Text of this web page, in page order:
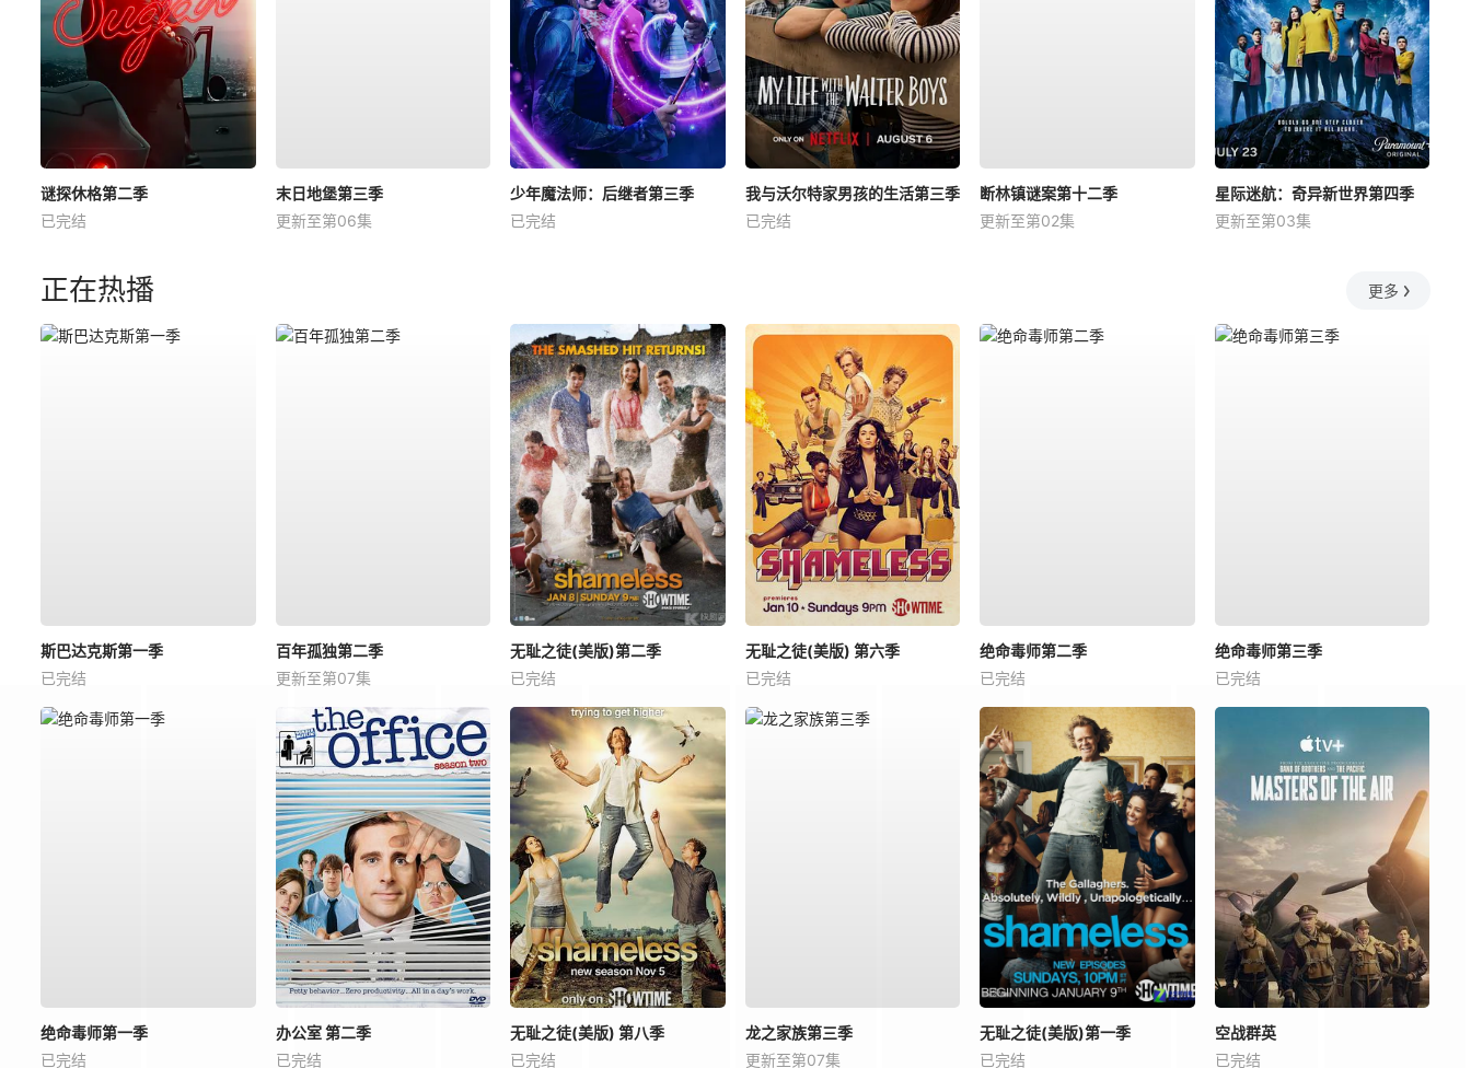
谜探休格第二季
已完结
末日地堡第三季
更新至第06集
少年魔法师：后继者第三季
已完结
我与沃尔特家男孩的生活第三季
已完结
断林镇谜案第十二季
更新至第02集
星际迷航：奇异新世界第四季
更新至第03集
正在热播 更多
斯巴达克斯第一季
已完结
百年孤独第二季
更新至第07集
无耻之徒(美版)第二季
已完结
无耻之徒(美版) 第六季
已完结
绝命毒师第二季
已完结
绝命毒师第三季
已完结
绝命毒师第一季
已完结
办公室 第二季
已完结
无耻之徒(美版) 第八季
已完结
龙之家族第三季
更新至第07集
无耻之徒(美版)第一季
已完结
空战群英
已完结